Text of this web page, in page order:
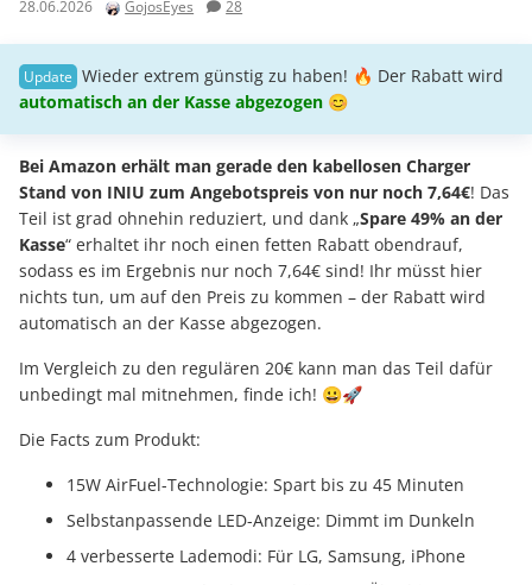
28.06.2026 GojosEyes 28
Wieder extrem günstig zu haben! 🔥 Der Rabatt wird
automatisch an der Kasse abgezogen 😊
Bei Amazon erhält man gerade den kabellosen Charger
Stand von INIU zum Angebotspreis von nur noch 7,64€! Das
Teil ist grad ohnehin reduziert, und dank „Spare 49% an der
Kasse“ erhaltet ihr noch einen fetten Rabatt obendrauf,
sodass es im Ergebnis nur noch 7,64€ sind! Ihr müsst hier
nichts tun, um auf den Preis zu kommen – der Rabatt wird
automatisch an der Kasse abgezogen.
Im Vergleich zu den regulären 20€ kann man das Teil dafür
unbedingt mal mitnehmen, finde ich! 😀🚀
Die Facts zum Produkt:
15W AirFuel-Technologie: Spart bis zu 45 Minuten
Selbstanpassende LED-Anzeige: Dimmt im Dunkeln
4 verbesserte Lademodi: Für LG, Samsung, iPhone